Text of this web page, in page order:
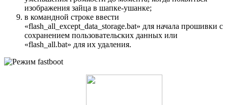
изображения зайца в шапке-ушанке;
в командной строке ввести
«flash_all_except_data_storage.bat» для начала прошивки с
сохранением пользовательских данных или
«flash_all.bat» для их удаления.